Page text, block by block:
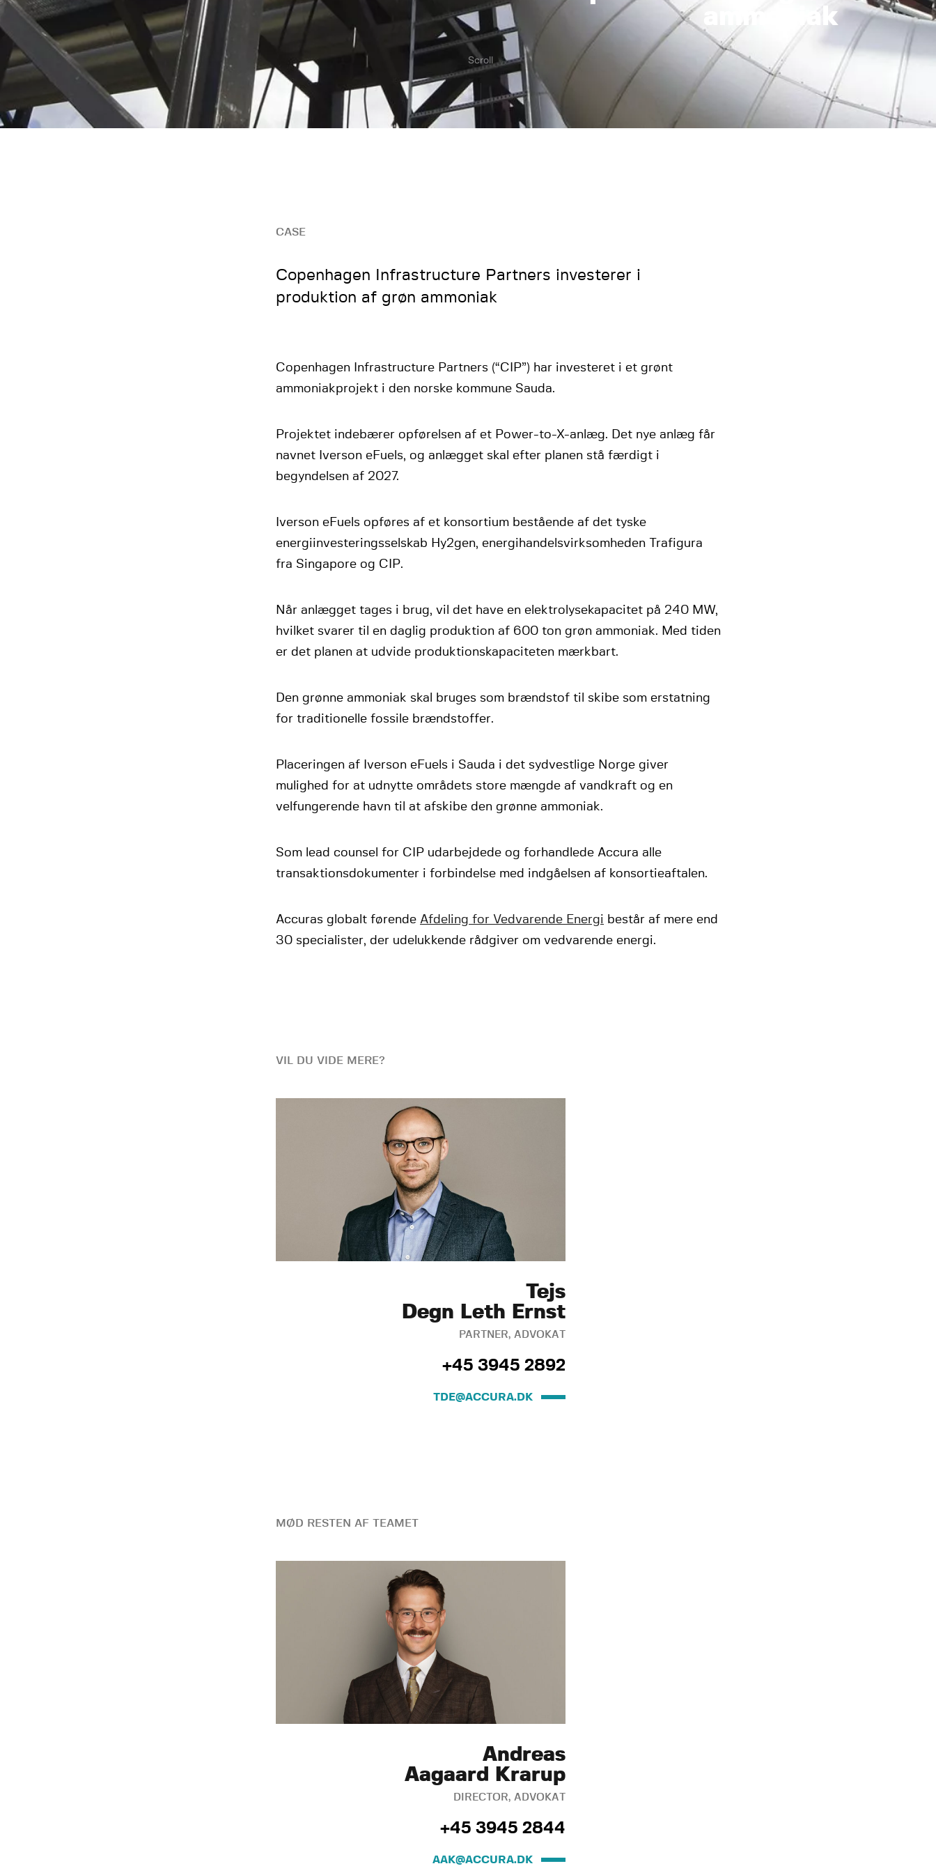
ammoniak
Scroll
CASE
Copenhagen Infrastructure Partners investerer i
produktion af grøn ammoniak
Copenhagen Infrastructure Partners (“CIP”) har investeret i et grønt
ammoniakprojekt i den norske kommune Sauda.
Projektet indebærer opførelsen af et Power-to-X-anlæg. Det nye anlæg får
navnet Iverson eFuels, og anlægget skal efter planen stå færdigt i
begyndelsen af 2027.
Iverson eFuels opføres af et konsortium bestående af det tyske
energiinvesteringsselskab Hy2gen, energihandelsvirksomheden Trafigura
fra Singapore og CIP.
Når anlægget tages i brug, vil det have en elektrolysekapacitet på 240 MW,
hvilket svarer til en daglig produktion af 600 ton grøn ammoniak. Med tiden
er det planen at udvide produktionskapaciteten mærkbart.
Den grønne ammoniak skal bruges som brændstof til skibe som erstatning
for traditionelle fossile brændstoffer.
Placeringen af Iverson eFuels i Sauda i det sydvestlige Norge giver
mulighed for at udnytte områdets store mængde af vandkraft og en
velfungerende havn til at afskibe den grønne ammoniak.
Som lead counsel for CIP udarbejdede og forhandlede Accura alle
transaktionsdokumenter i forbindelse med indgåelsen af konsortieaftalen.
Accuras globalt førende Afdeling for Vedvarende Energi består af mere end
30 specialister, der udelukkende rådgiver om vedvarende energi.
VIL DU VIDE MERE?
Tejs
Degn Leth Ernst
PARTNER, ADVOKAT
+45 3945 2892
TDE@ACCURA.DK
MØD RESTEN AF TEAMET
Andreas
Aagaard Krarup
DIRECTOR, ADVOKAT
+45 3945 2844
AAK@ACCURA.DK